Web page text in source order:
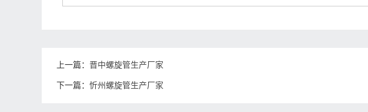
上一篇：晋中螺旋管生产厂家
下一篇：忻州螺旋管生产厂家